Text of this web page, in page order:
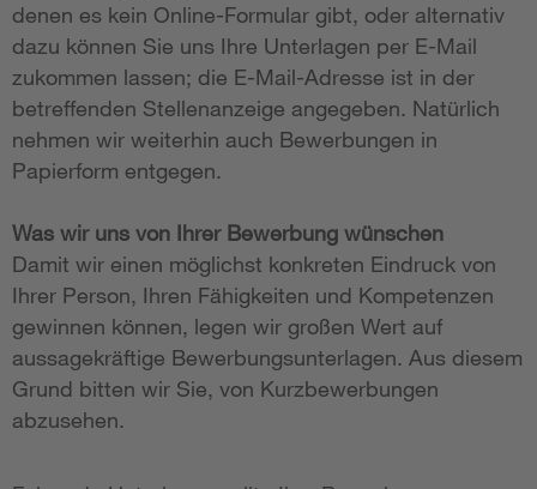
denen es kein Online-Formular gibt, oder alternativ
dazu können Sie uns Ihre Unterlagen per E-Mail
zukommen lassen; die E-Mail-Adresse ist in der
betreffenden Stellenanzeige angegeben. Natürlich
nehmen wir weiterhin auch Bewerbungen in
Papierform entgegen.
Was wir uns von Ihrer Bewerbung wünschen
Damit wir einen möglichst konkreten Eindruck von
Ihrer Person, Ihren Fähigkeiten und Kompetenzen
gewinnen können, legen wir großen Wert auf
aussagekräftige Bewerbungsunterlagen. Aus diesem
Grund bitten wir Sie, von Kurzbewerbungen
abzusehen.